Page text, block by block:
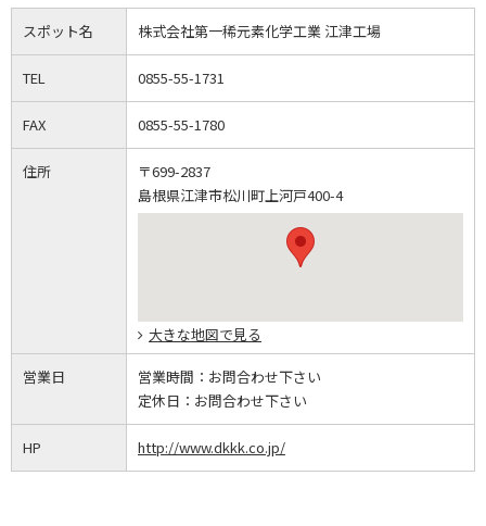
スポット名 株式会社第一稀元素化学工業 江津工場
TEL 0855-55-1731
FAX 0855-55-1780
住所
〒699-2837
島根県江津市松川町上河戸400-4
大きな地図で見る
営業日 営業時間： お問合わせ下さい
定休日： お問合わせ下さい
HP http://www.dkkk.co.jp/